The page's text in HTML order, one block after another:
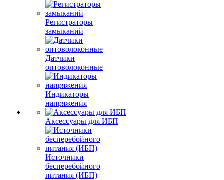
Регистраторы
замыканий
Датчики
оптоволоконные
Индикаторы
напряжения
Аксессуары для ИБП
Источники
бесперебойного
питания (ИБП)